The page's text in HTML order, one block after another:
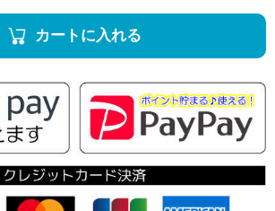
カートに入れる